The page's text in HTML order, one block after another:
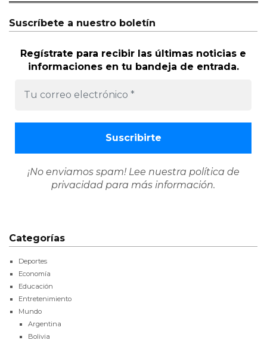
Suscríbete a nuestro boletín
Regístrate para recibir las últimas noticias e
informaciones en tu bandeja de entrada.
¡No enviamos spam! Lee nuestra política de
privacidad para más información.
Categorías
Deportes
Economía
Educación
Entretenimiento
Mundo
Argentina
Bolivia